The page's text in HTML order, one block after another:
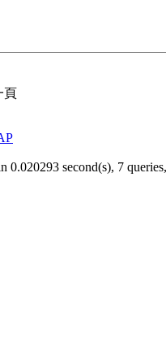
頁
0.020293 second(s), 7